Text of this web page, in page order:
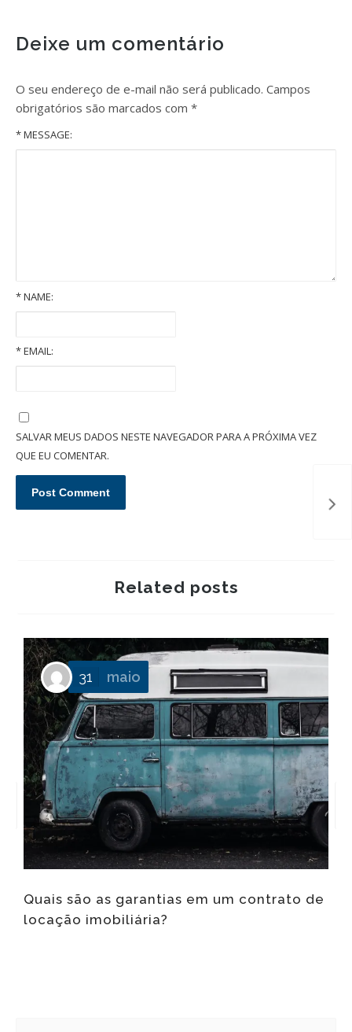
Deixe um comentário
O seu endereço de e-mail não será publicado. Campos
obrigatórios são marcados com *
* MESSAGE:
*NAME:
*EMAIL:
SALVAR MEUS DADOS NESTE NAVEGADOR PARA A PRÓXIMA VEZ
QUE EU COMENTAR.
Related posts
Quais são as garantias em um contrato de
locação imobiliária?
31 maio